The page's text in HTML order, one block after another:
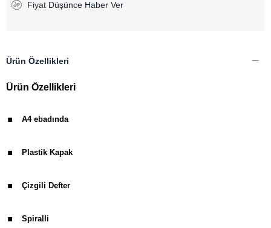
Fiyat Düşünce Haber Ver
Ürün Özellikleri
Ürün Özellikleri
. A4 ebadında
. Plastik Kapak
. Çizgili Defter
. Spiralli